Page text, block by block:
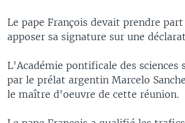
Le pape François devait prendre
apposer sa signature sur une
L'Académie pontificale des sciences
par le prélat argentin Marcelo
le maître d'oeuvre de cette réunion.